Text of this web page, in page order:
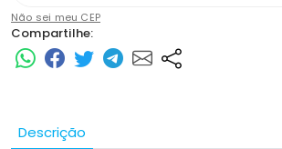
Não sei meu CEP
Compartilhe:
Descrição